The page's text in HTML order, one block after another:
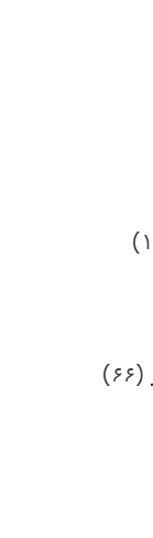
(۶۶)